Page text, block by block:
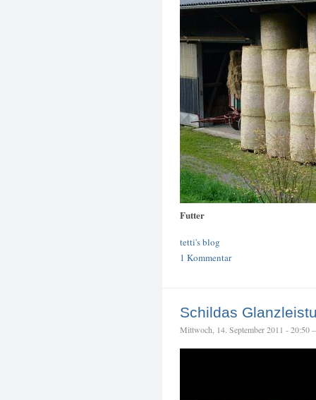
Futter
tetti's blog
1 Kommentar
Schildas
Mittwoch, 14. September 2011 - 20:50